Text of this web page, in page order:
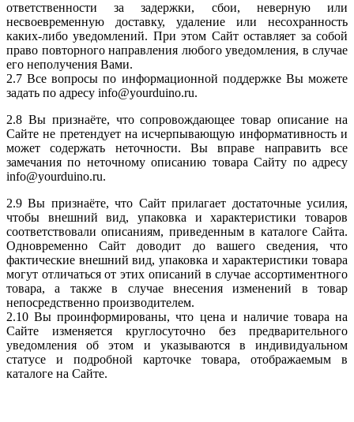
ответственности за задержки, сбои, неверную или
несвоевременную доставку, удаление или несохранность
каких-либо уведомлений. При этом Сайт оставляет за собой
право повторного направления любого уведомления, в случае
его неполучения Вами.
2.7 Все вопросы по информационной поддержке Вы можете
задать по адресу info@yourduino.ru.
2.8 Вы признаёте, что сопровождающее товар описание на
Сайте не претендует на исчерпывающую информативность и
может содержать неточности. Вы вправе направить все
замечания по неточному описанию товара Сайту по адресу
info@yourduino.ru.
2.9 Вы признаёте, что Сайт прилагает достаточные усилия,
чтобы внешний вид, упаковка и характеристики товаров
соответствовали описаниям, приведенным в каталоге Сайта.
Одновременно Сайт доводит до вашего сведения, что
фактические внешний вид, упаковка и характеристики товара
могут отличаться от этих описаний в случае ассортиментного
товара, а также в случае внесения изменений в товар
непосредственно производителем.
2.10 Вы проинформированы, что цена и наличие товара на
Сайте изменяется круглосуточно без предварительного
уведомления об этом и указываются в индивидуальном
статусе и подробной карточке товара, отображаемым в
каталоге на Сайте.